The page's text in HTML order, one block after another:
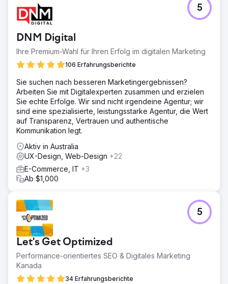
Ergebnis
Der organische Verkehr verbesserte sich von 107 Mio.
auf 152 Mio. (%). Die Anzahl der organischen Ranking-
Keywords stieg von 13,7 Mio. auf 29,7 Mio. (%). Ein
deutlicher Anstieg des organischen Verkehrswerts von
68,9 Mio. USD auf 97,1 Mio. USD (%). Die verweisenden
Domains stiegen von 1,8 Mio. auf 1,9 Mio. (%).
Zur Agenturseite
DNM Digital
Ihre Premium-Wahl für Ihren Erfolg im digitalen Marketing
106 Erfahrungsberichte
5
Sie suchen nach besseren Marketingergebnissen?
Arbeiten Sie mit Digitalexperten zusammen und erzielen
Sie echte Erfolge. Wir sind nicht irgendeine Agentur; wir
sind eine spezialisierte, leistungsstarke Agentur, die Wert
auf Transparenz, Vertrauen und authentische
Kommunikation legt.
Aktiv in Australia
UX-Design, Web-Design +22
E-Commerce, IT +3
Ab $1,000
Let's Get Optimized
Performance-orientiertes SEO & Digitales Marketing
Kanada
34 Erfahrungsberichte
5